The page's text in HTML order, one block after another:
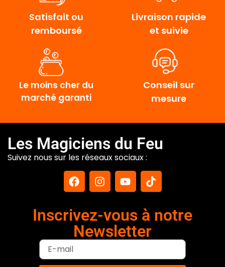
Satisfait ou
remboursé
Livraison rapide
et suivie
Le moins cher du
marché garanti
Conseil sur
mesure
Les Magiciens du Feu
Suivez nous sur les réseaux sociaux :
Inscrivez-vous à notre
Newsletter